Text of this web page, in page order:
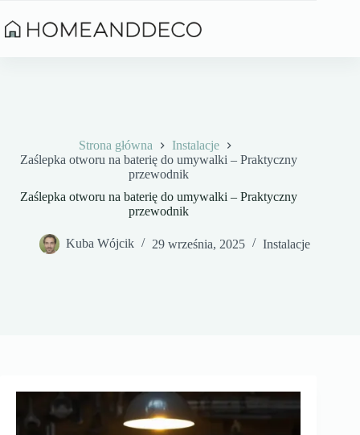
do
treści
Strona główna
Instalacje
Zaślepka otworu na baterię do umywalki – Praktyczny
przewodnik
Zaślepka otworu na baterię do umywalki – Praktyczny
przewodnik
Kuba Wójcik 29 września, 2025 Instalacje